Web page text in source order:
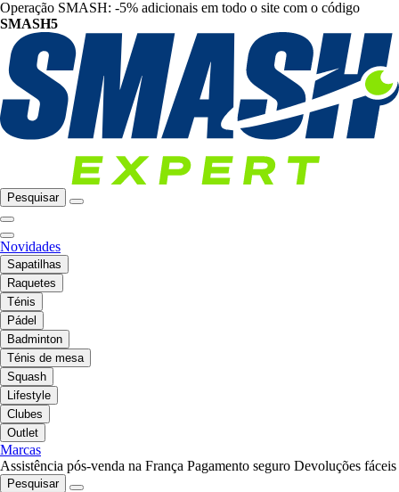
Operação SMASH: -5% adicionais em todo o site com o código
SMASH5
Pesquisar
Novidades
Sapatilhas
Raquetes
Ténis
Pádel
Badminton
Ténis de mesa
Squash
Lifestyle
Clubes
Outlet
Marcas
Assistência pós-venda na França Pagamento seguro Devoluções fáceis
Pesquisar